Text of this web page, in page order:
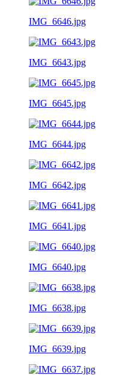
IMG_6646.jpg
IMG_6643.jpg
IMG_6645.jpg
IMG_6644.jpg
IMG_6642.jpg
IMG_6641.jpg
IMG_6640.jpg
IMG_6638.jpg
IMG_6639.jpg